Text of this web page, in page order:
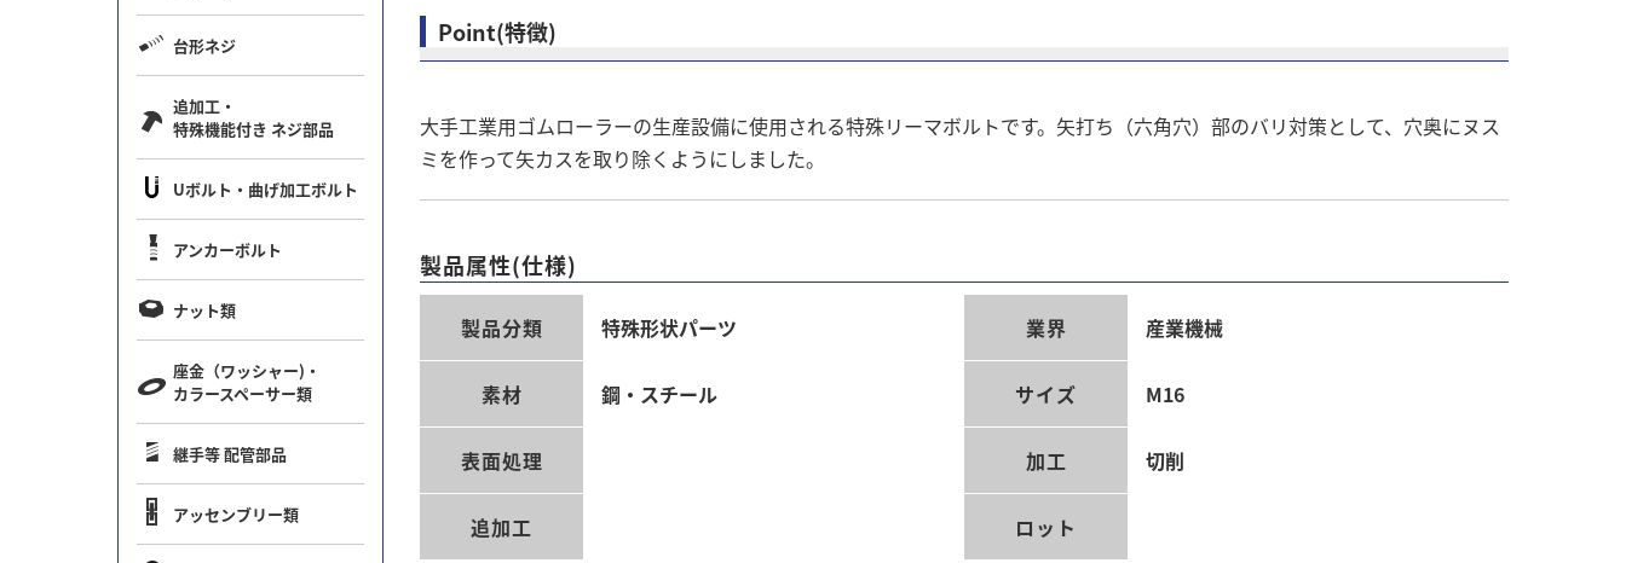
Point(特徴)
大手工業用ゴムローラーの生産設備に使用される特殊リーマボルトです。矢打ち（六角穴）部のバリ対策として、穴奥にヌス
ミを作って矢カスを取り除くようにしました。
製品属性(仕様)
製品分類 特殊形状パーツ 業界 産業機械
素材 鋼・スチール サイズ M16
表面処理 加工 切削
追加工 ロット
台形ネジ
追加工・
特殊機能付き ネジ部品
Uボルト・曲げ加工ボルト
アンカーボルト
ナット類
座金（ワッシャー)・
カラースペーサー類
継手等 配管部品
アッセンブリー類